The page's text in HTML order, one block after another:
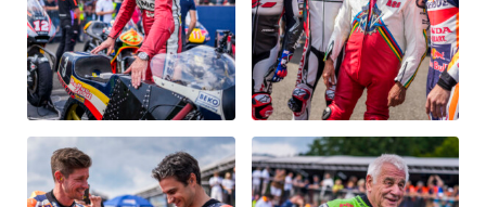
Glossar
Alle anzeigen